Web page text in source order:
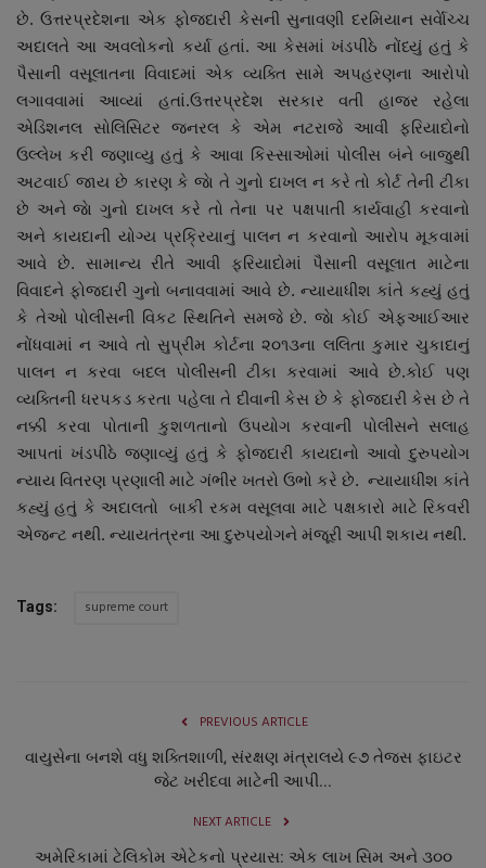
સ્પોર્ટ્સ
રાશિફળ
ગુનાખોરી
બોલિવૂડ
સ્વાસ્થ્ય
છે. ઉત્તરપ્રદેશના એક ફોજદારી કેસની સુનાવણી દરમિયાન સર્વાેચ્ચ
અદાલતે આ અવલોકનો કર્યા હતાં. આ કેસમાં ખંડપીઠે નોંધ્યું હતું કે
પૈસાની વસૂલાતના વિવાદમાં એક વ્યક્તિ સામે અપહરણના આરોપો
લગાવવામાં આવ્યાં હતાં.ઉત્તરપ્રદેશ સરકાર વતી હાજર રહેલા
એડિશનલ સોલિસિટર જનરલ કે એમ નટરાજે આવી ફરિયાદોનો
ઉલ્લેખ કરી જણાવ્યુ હતું કે આવા કિસ્સાઓમાં પોલીસ બંને બાજુથી
અટવાઈ જાય છે કારણ કે જાે તે ગુનો દાખલ ન કરે તો કોર્ટ તેની ટીકા
છે અને જાે ગુનો દાખલ કરે તો તેના પર પક્ષપાતી કાર્યવાહી કરવાનો
અને કાયદાની યોગ્ય પ્રક્રિયાનું પાલન ન કરવાનો આરોપ મૂકવામાં
આવે છે. સામાન્ય રીતે આવી ફરિયાદોમાં પૈસાની વસૂલાત માટેના
વિવાદને ફોજદારી ગુનો બનાવવામાં આવે છે. ન્યાયાધીશ કાંતે કહ્યું હતું
કે તેઓ પોલીસની વિકટ સ્થિતિને સમજે છે. જાે કોઈ એફઆઈઆર
નોંધવામાં ન આવે તો સુપ્રીમ કોર્ટના ૨૦૧૩ના લલિતા કુમાર ચુકાદાનું
પાલન ન કરવા બદલ પોલીસની ટીકા કરવામાં આવે છે.કોઈ પણ
વ્યક્તિની ધરપકડ કરતા પહેલા તે દીવાની કેસ છે કે ફોજદારી કેસ છે તે
નક્કી કરવા પોતાની કુશળતાનો ઉપયોગ કરવાની પોલીસને સલાહ
આપતાં ખંડપીઠે જણાવ્યું હતું કે ફોજદારી કાયદાનો આવો દુરુપયોગ
ન્યાય વિતરણ પ્રણાલી માટે ગંભીર ખતરો ઉભો કરે છે. ન્યાયાધીશ કાંતે
કહ્યું હતું કે અદાલતો બાકી રકમ વસૂલવા માટે પક્ષકારો માટે રિકવરી
એજન્ટ નથી. ન્યાયતંત્રના આ દુરુપયોગને મંજૂરી આપી શકાય નથી.
Tags: supreme court
PREVIOUS ARTICLE
વાયુસેના બનશે વધુ શક્તિશાળી, સંરક્ષણ મંત્રાલયે ૯૭ તેજસ ફાઇટર
જેટ ખરીદવા માટેની આપી...
NEXT ARTICLE
અમેરિકામાં ટેલિકોમ એટેકનો પ્રયાસ: એક લાખ સિમ અને ૩૦૦